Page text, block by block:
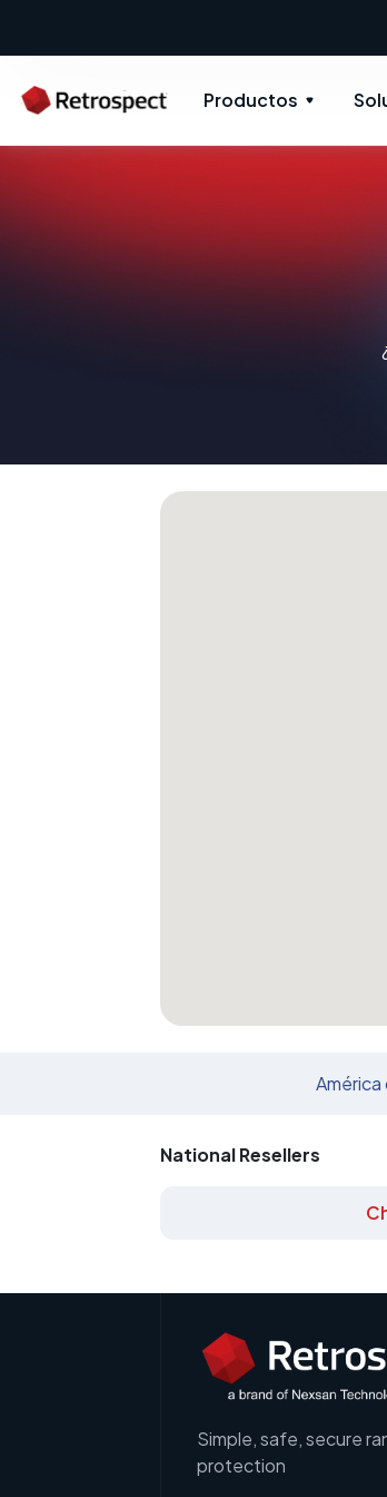
Productos
National Resellers
Simple, safe, secure
protection